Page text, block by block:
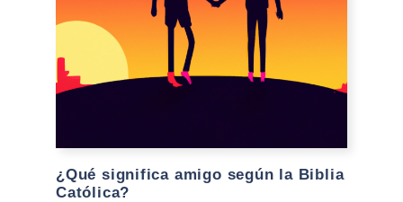
¿Qué significa amigo según la Biblia
Católica?